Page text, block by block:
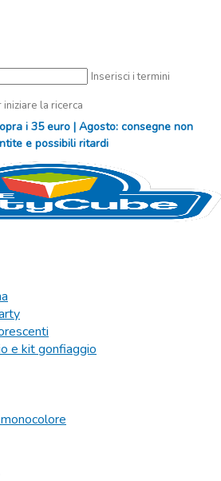
Inserisci i termini
la ricerca
i 35 euro | Agosto: consegne non
e possibili ritardi
e kit gonfiaggio